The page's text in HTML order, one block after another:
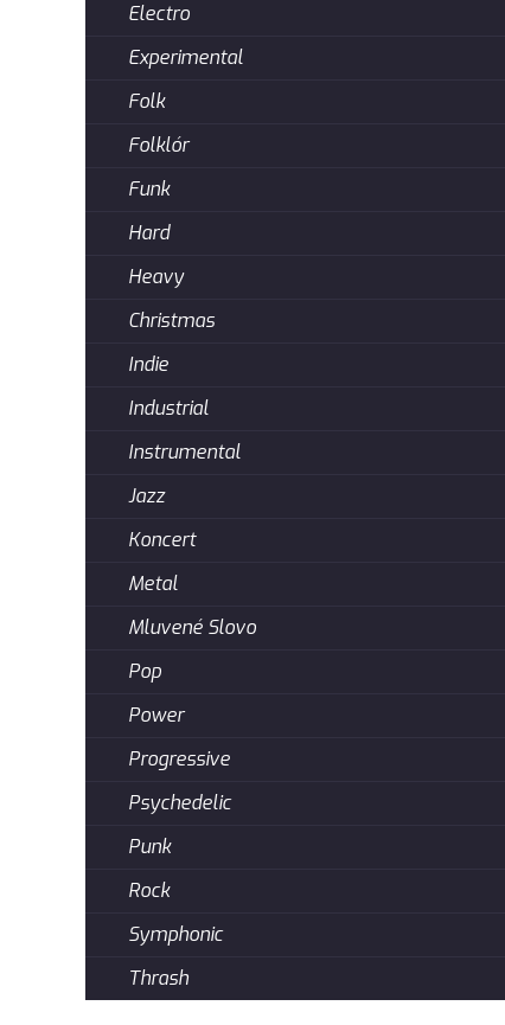
Electro
Experimental
Folk
Folklór
Funk
Hard
Heavy
Christmas
Indie
Industrial
Instrumental
Jazz
Koncert
Metal
Mluvené Slovo
Pop
Power
Progressive
Psychedelic
Punk
Rock
Symphonic
Thrash